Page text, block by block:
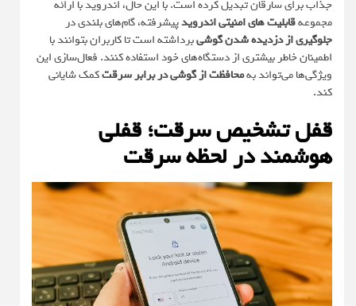
جذاب برای سارقان تبدیل کرده است. با این حال، اندروید با ارائه
مجموعهقابلیت های امنیتی اندرویدپیشرفته، گام‌های بلندی در
جلوگیری از دزدیده شدن گوشیبرداشته است تا کاربران بتوانند با
اطمینان خاطر بیشتری از دستگاه‌های خود استفاده کنند. فعال‌سازی این
ویژگی‌ها می‌تواند بهمحافظت از گوشی در برابر سرقتکمک شایانی
کند.
قفل تشخیص سرقت؛ قفلی
هوشمند در لحظه سرقت